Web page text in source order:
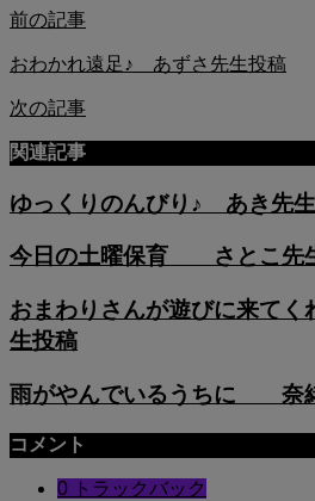
前の記事
おわかれ遠足♪ あずさ先生投稿
次の記事
関連記事
ゆっくりのんびり♪ あき先
今日の土曜保育 さとこ先
おまわりさんが遊びに来て
生投稿
雨がやんでいるうちに 奈
コメント
0 トラックバック